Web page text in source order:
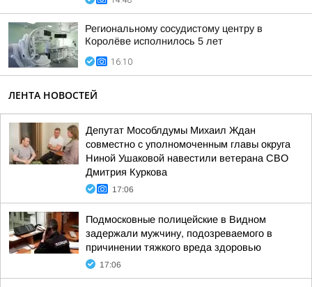
Региональному сосудистому центру в
Королёве исполнилось 5 лет
16:10
ЛЕНТА НОВОСТЕЙ
Депутат Мособлдумы Михаил Ждан
совместно с уполномоченным главы округа
Ниной Ушаковой навестили ветерана СВО
Дмитрия Куркова
17:06
Подмосковные полицейские в Видном
задержали мужчину, подозреваемого в
причинении тяжкого вреда здоровью
17:06